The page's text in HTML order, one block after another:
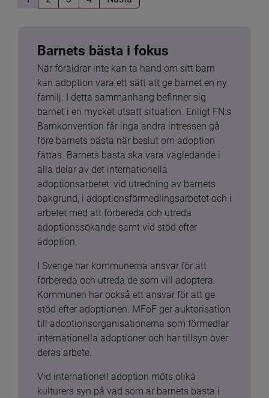
Barnets bästa i fokus
När föräldrar inte kan ta hand om sitt barn
kan adoption vara ett sätt att ge barnet en ny
familj. I detta sammanhang befinner sig
barnet i en mycket utsatt situation. Enligt FN:s
Barnkonvention får inga andra intressen gå
före barnets bästa när beslut om adoption
fattas. Barnets bästa ska vara vägledande i
alla delar av det internationella
adoptionsarbetet: vid utredning av barnets
bakgrund, i adoptionsförmedlingsarbetet och i
arbetet med att förbereda och utreda
adoptionssökande samt vid stöd efter
adoption.
I Sverige har kommunerna ansvar för att
förbereda och utreda de som vill adoptera.
Kommunen har också ett ansvar för att ge
stöd efter adoptionen. MFoF ger auktorisation
till adoptionsorganisationerna som förmedlar
internationella adoptioner och har tillsyn över
deras arbete.
Vid internationell adoption möts olika
kulturers syn på vad som är barnets bästa i